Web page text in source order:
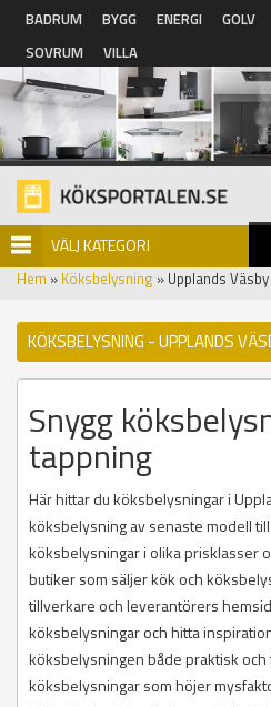
Hoppa till huvudinnehåll
BADRUM BYGG ENERGI GOLV
SOVRUM
VILLA
VÄLJ KATEGORI
Hem » Köksbelysning » Upplands Väsby
KÖKSBELYSNING - UPPLANDS
Snygg
tappning
Här hittar du köksbelysningar i
köksbelysning av senaste modell
köksbelysningar i olika prisklasser
butiker som säljer kök och
tillverkare och leverantörers
köksbelysningar och hitta
köksbelysningen både praktisk
köksbelysningar som höjer